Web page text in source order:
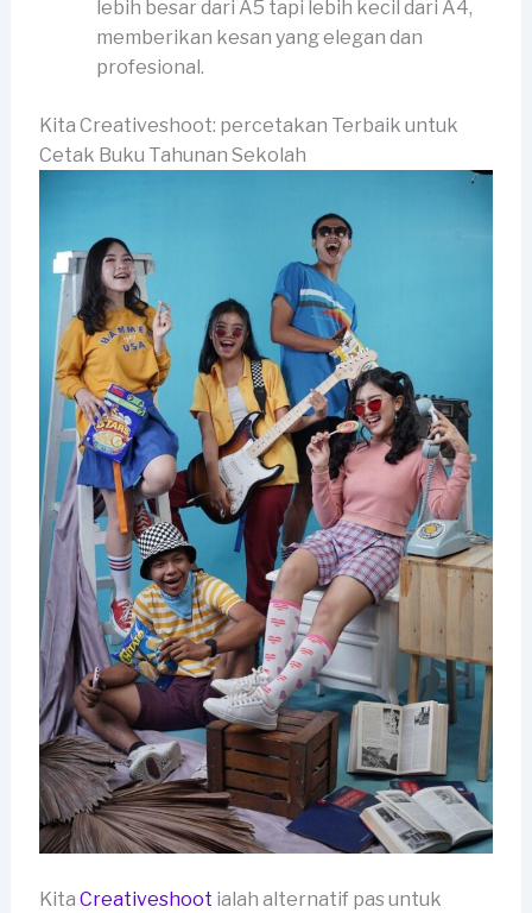
lebih besar dari A5 tapi lebih kecil dari A4,
memberikan kesan yang elegan dan
profesional.
Kita Creativeshoot: percetakan Terbaik untuk
Cetak Buku Tahunan Sekolah
Kita Creativeshoot ialah alternatif pas untuk